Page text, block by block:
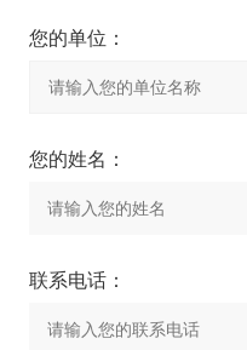
您的单位：
您的姓名：
联系电话：